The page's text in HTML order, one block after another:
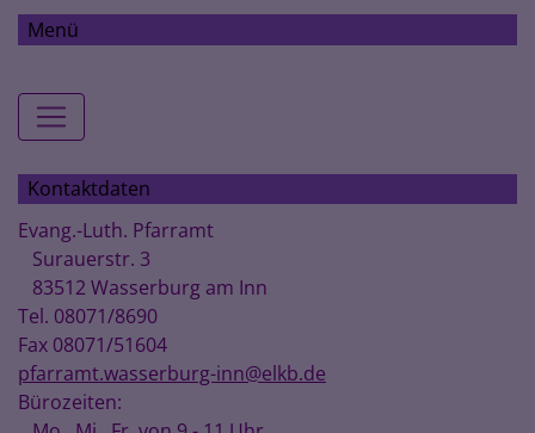
Menü
Hauptnavigation
Kontaktdaten
Evang.-Luth. Pfarramt
Surauerstr. 3
83512 Wasserburg am Inn
Tel. 08071/8690
Fax 08071/51604
pfarramt.wasserburg-inn@elkb.de
Bürozeiten: